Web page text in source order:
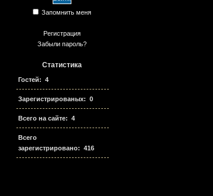
Запомнить меня
Регистрация
Забыли пароль?
Статистика
Гостей: 4
Зарегистрированых: 0
Всего на сайте: 4
Всего
зарегистрировано: 416